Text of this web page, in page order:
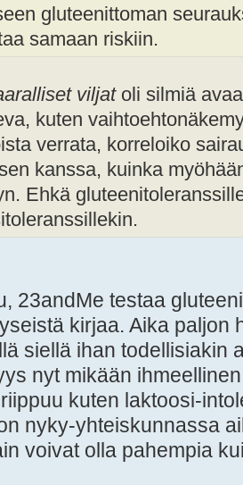
gluteenittoman
samaan riskiin.
viljatoli silmiä
kuten
verrata, korreloiko
kanssa, kuinka
Ehkä
23andMe testaa
kirjaa. Aika paljon
siellä ihan todellisiakin
nyt mikään
kuten laktoosi-
nyky-yhteiskunnassa
voivat olla pahempia